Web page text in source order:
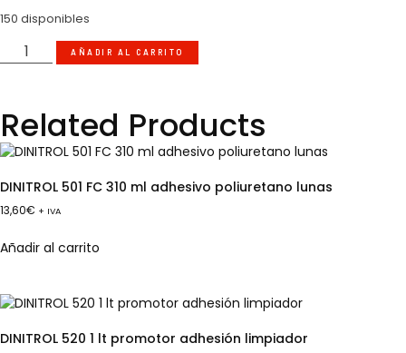
150 disponibles
AÑADIR AL CARRITO
Related Products
DINITROL 501 FC 310 ml adhesivo poliuretano lunas
13,60€ + IVA
Añadir al carrito
DINITROL 520 1 lt promotor adhesión limpiador